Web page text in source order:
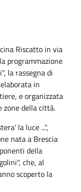
Riscatto in via
programmazione
la rassegna di
in
e organizzata
zone della città.
la luce ...",
nata a Brescia
della
che, al
scoperto la